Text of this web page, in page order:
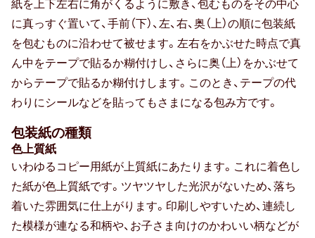
結婚祝い
誕生祝い
新築祝い
退院祝い
紙を上下左右に角がくるように敷き、包むものをその中心
に真っすぐ置いて、手前（下）、左、右、奥（上）の順に包装紙
を包むものに沿わせて被せます。左右をかぶせた時点で真
ん中をテープで貼るか糊付けし、さらに奥（上）をかぶせて
からテープで貼るか糊付けします。このとき、テープの代
わりにシールなどを貼ってもさまになる包み方です。
包装紙の種類
色上質紙
いわゆるコピー用紙が上質紙にあたります。これに着色し
た紙が色上質紙です。ツヤツヤした光沢がないため、落ち
着いた雰囲気に仕上がります。印刷しやすいため、連続し
た模様が連なる和柄や、お子さま向けのかわいい柄などが